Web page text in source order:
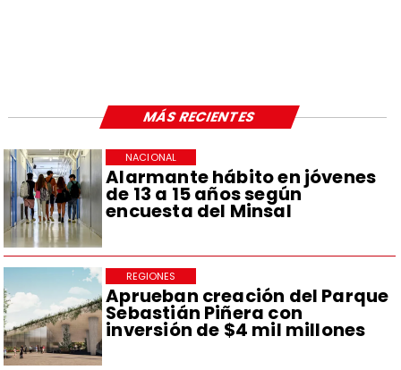
Alarmante hábito en jóvenes
de 13 a 15 años según
encuesta del Minsal
NACIONAL
Aprueban creación del Parque
Sebastián Piñera con
inversión de $4 mil millones
REGIONES
MÁS RECIENTES